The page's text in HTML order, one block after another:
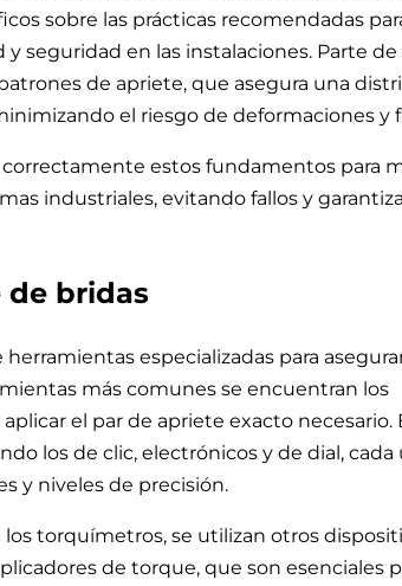
sobre las prácticas recomendadas
seguridad en las instalaciones. Parte de
de apriete, que asegura una
el riesgo de deformaciones y
estos fundamentos para
industriales, evitando fallos y
de bridas
especializadas para
más comunes se encuentran los
el par de apriete exacto necesario.
los de clic, electrónicos y de dial, cada
y niveles de precisión.
los torquímetros, se utilizan otros
de torque, que son esenciales